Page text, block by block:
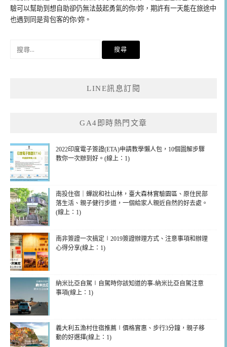
驗可以幫助到想自助卻仍無法鼓起勇氣的你/妳，期許有一天能在旅途中
也遇到同是背包客的你/妳。
LINE訊息訂閱
GA4即時熱門文章
2022印度電子簽證(ETA)申請教學懶人包，10個圖解步驟
教你一次辦到好。(線上：1)
南投住宿｜蟬說和社山林，臺大森林實驗園區、原住民部
落生活、親子健行步道，一個給家人親近自然的好去處。
(線上：1)
南非簽證一次搞定∣2019簽證辦理方式、注意事項和辦理
心得分享(線上：1)
納米比亞自駕∣自駕時你該知道的事-納米比亞自駕注意
事項(線上：1)
義大利五漁村住宿推薦∣價格實惠、步行3分鐘，親子移
動的好選擇(線上：1)